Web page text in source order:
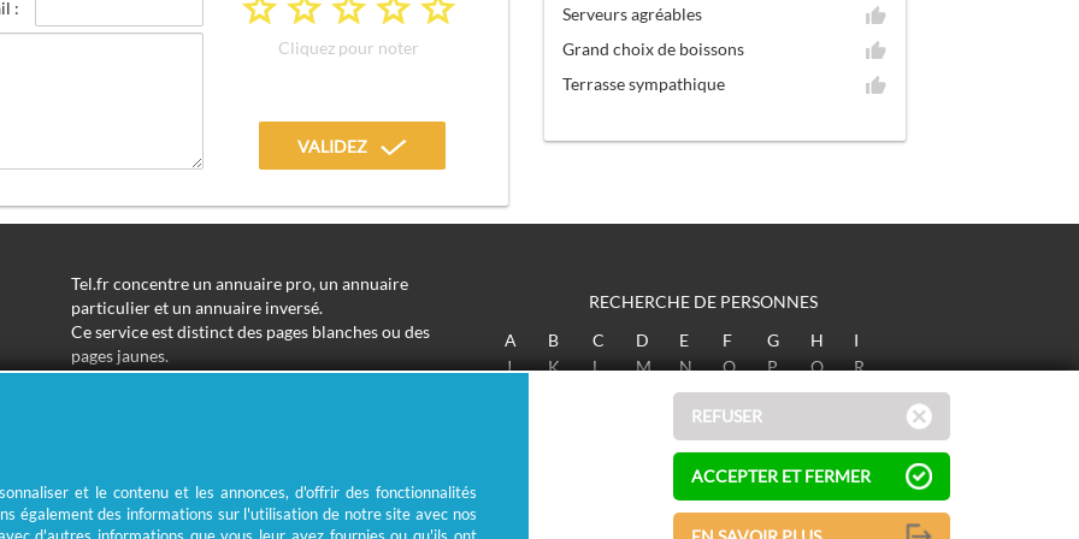
:
Cliquez pour noter
VALIDEZ
Serveurs agréables
Grand choix de boissons
Terrasse sympathique
Tel.fr concentre un annuaire pro, un annuaire
particulier et un annuaire inversé.
Ce service est distinct des pages blanches ou des
pages jaunes.
Les informations utilisées peuvent donc varier en
nom ou un métier.
Enfin, l'annuaire inversé permet de trouver l'identité
RECHERCHE DE PERSONNES
A
B C D E F G H
I
J
K L M N O P Q
R
W X Y Z
et le contenu et les annonces, d'offrir des fonctionnalités
également des informations sur l'utilisation de notre site avec nos
REFUSER
ACCEPTER ET FERMER